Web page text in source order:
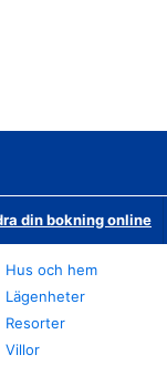
din bokning online
Hus och hem
Lägenheter
Resorter
Villor